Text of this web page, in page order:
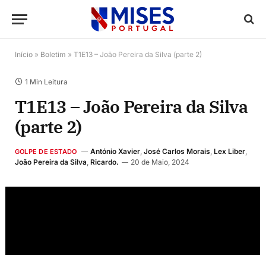
Início » Boletim » T1E13 – João Pereira da Silva (parte 2)
1 Min Leitura
T1E13 – João Pereira da Silva
(parte 2)
GOLPE DE ESTADO António Xavier,José Carlos Morais,Lex Liber,
João Pereira da Silva, Ricardo. 20 de Maio, 2024